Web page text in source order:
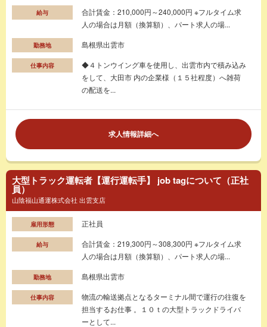
給与
合計賃金：210,000円～240,000円 ※フルタイム求
人の場合は月額（換算額）、パート求人の場...
勤務地 島根県出雲市
仕事内容
◆４トンウイング車を使用し、出雲市内で積み込み
をして、大田市 内の企業様（１５社程度）へ雑荷
の配送を...
求人情報詳細へ
大型トラック運転者【運行運転手】 job tagについて（正社
員）
山陰福山通運株式会社 出雲支店
雇用形態 正社員
給与
合計賃金：219,300円～308,300円 ※フルタイム求
人の場合は月額（換算額）、パート求人の場...
勤務地 島根県出雲市
仕事内容
物流の輸送拠点となるターミナル間で運行の往復を
担当するお仕事 。１０ｔの大型トラックドライバ
ーとして...